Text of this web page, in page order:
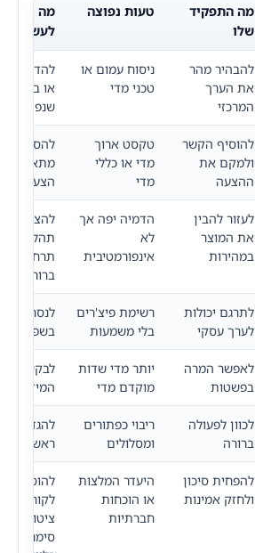
מה התפקיד
שלו
טעות נפוצה
מה כדאי
לעשות
להבהיר מהר
את הערך
המרכזי
ניסוח עמום או
טכני מדי
להדגיש
או בעיה
שנפתרת
להוסיף הקשר
ולמקם את
ההצעה
טקסט ארוך
מדי או כללי
מדי
להסביר
מתאים
הצעד הבא
לעזור להבין
את המוצר
במהירות
הדמיה יפה אך
לא
אינפורמטיבית
להציג
תהליך או
תרחיש
ברור
לתרגם יכולות
לערך עסקי
רשימת פיצ'רים
בלי משמעות
לנסח
בשפה
לאפשר המרה
בפשטות
יותר מדי שדות
מוקדם מדי
לבקש רק
המידע
לכוון לפעולה
ברורה
ריבוי כפתורים
ומסלולים
להגדיר
ראשית
להפחית סיכון
ולחזק אמינות
היעדר המלצות
או הוכחות
חברתיות
להוסיף
לקוחות,
ציטוטים
סימני אמון